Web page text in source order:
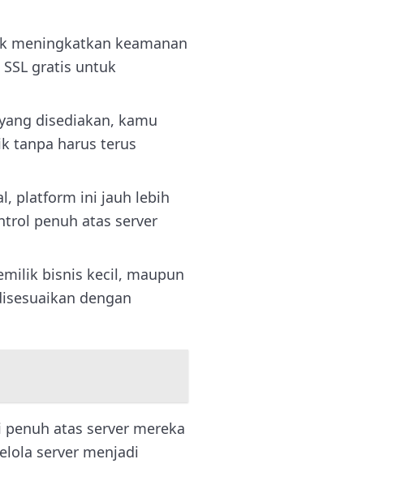
meningkatkan keamanan
gratis untuk
disediakan, kamu
tanpa harus terus
platform ini jauh lebih
penuh atas server
bisnis kecil, maupun
dengan
atas server mereka
server menjadi